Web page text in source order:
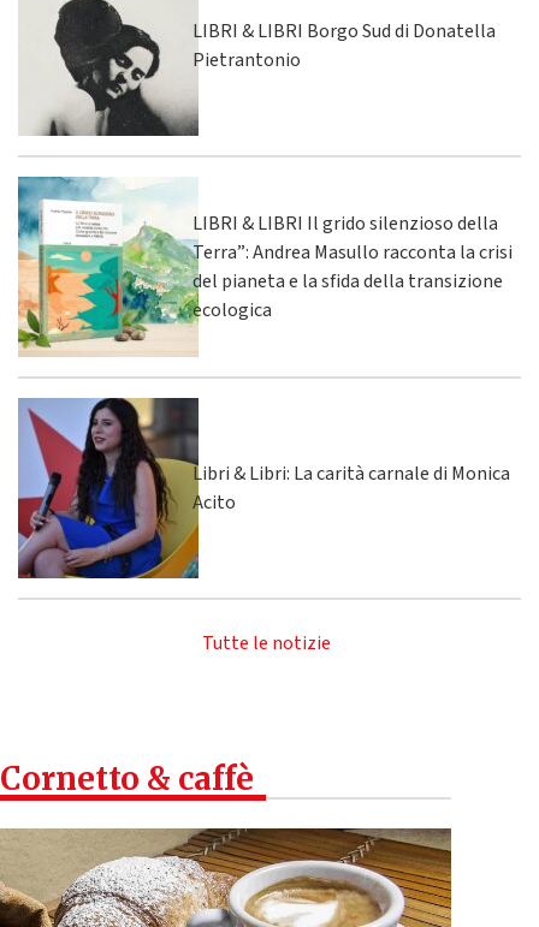
LIBRI & LIBRI Borgo Sud di Donatella
Pietrantonio
LIBRI & LIBRI Il grido silenzioso della
Terra”: Andrea Masullo racconta la crisi
del pianeta e la sfida della transizione
ecologica
Libri & Libri: La carità carnale di Monica
Acito
Tutte le notizie
Cornetto & caffè